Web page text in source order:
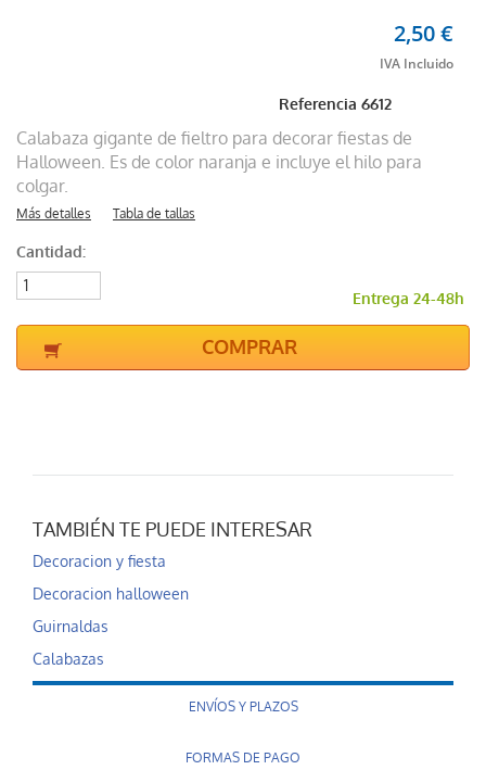
Referencia6612
2,50 €
Calabaza gigante de fieltro para decorar fiestas de
Halloween. Es de color naranja e incluye el hilo para
colgar.
Más detalles Tabla de tallas
Cantidad:
Entrega 24-48h
COMPRAR
TAMBIÉN TE PUEDE INTERESAR
Decoracion y fiesta
Decoracion halloween
Guirnaldas
Calabazas
ENVÍOS Y PLAZOS
FORMAS DE PAGO